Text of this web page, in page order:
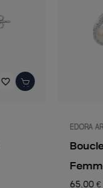
favorite_border
EDORA
65,00 €